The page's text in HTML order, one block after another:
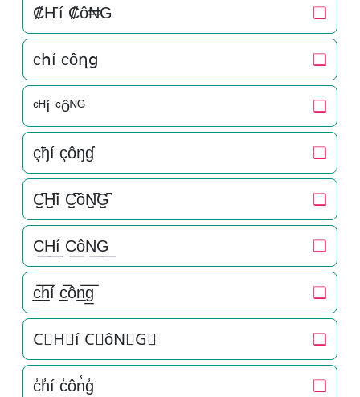
₡Ҥí ₡ô₦G ❏
ϲհí ϲôղց ❏
ᶜᴴí ᶜôᴺᴳ ❏
çђí çôŋɠ ❏
C̺͆H̺͆í C̺͆ôN̺͆G̺͆ ❏
C͟H͟í C͟ôN͟G͟ ❏
c̲̅h̲̅í c̲̅ôn̲̅g̲̅ ❏
C⃣H⃣í C⃣ôN⃣G⃣ ❏
c̾h̾í c̾ôn̾g̾ ❏